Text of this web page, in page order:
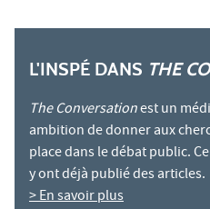
L'INSPÉ DANS THE
The Conversationest un
ambition de donner aux
place dans le débat public.
y ont déjà publié des articles.
> En savoir plus